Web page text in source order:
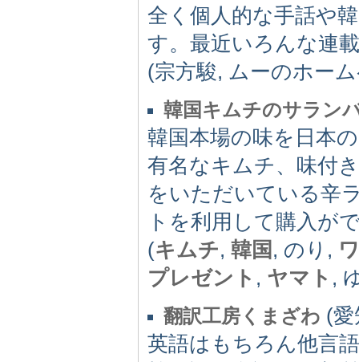
全く個人的な手話や
す。最近いろんな連
(宗方駿, ムーのホー
韓国キムチのサラン
韓国本場の味を日本
有名なキムチ、味付
をいただいている辛
トを利用して購入が
(キムチ, 韓国 , のり,
プレゼント , ヤマト ,
翻訳工房くまざわ (
英語はもちろん他言